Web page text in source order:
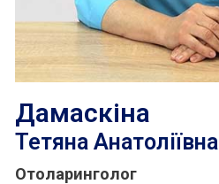
Дамаскіна
Тетяна Анатоліївна
Отоларинголог